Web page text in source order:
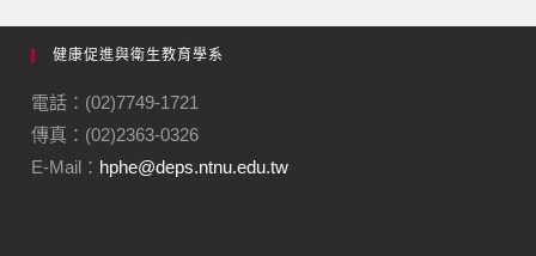
健康促進與衛生教育學系
電話：(02)7749-1721
傳真：(02)2363-0326
E-Mail： hphe@deps.ntnu.edu.tw